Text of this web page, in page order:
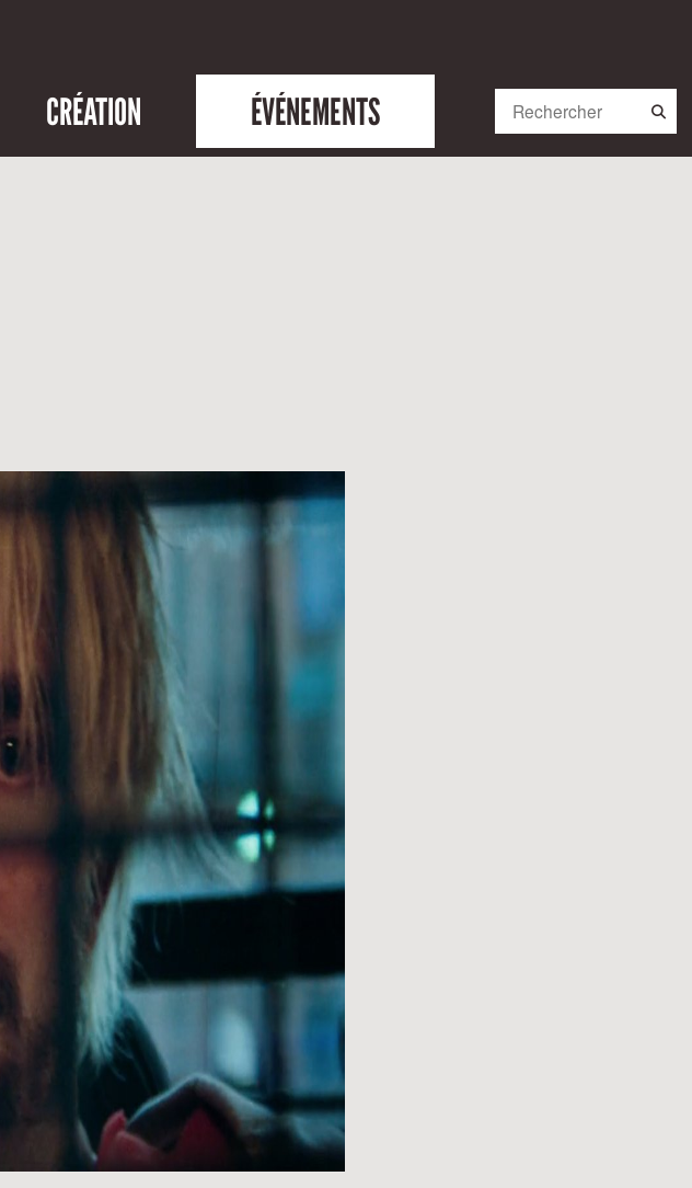
CRÉATION ÉVÉNEMENTS